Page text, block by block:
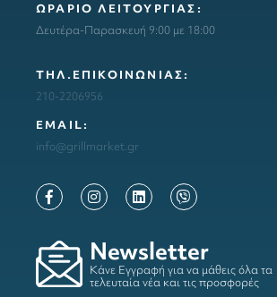
ΩΡΑΡΙΟ ΛΕΙΤΟΥΡΓΙΑΣ:
Δευτέρα-Παρασκευή 9:00 με 18:00
ΤΗΛ.ΕΠΙΚΟΙΝΩΝΙΑΣ:
210-2206956
ΕΜΑΙL:
info@grillmarket.gr
Newsletter
Κάνε Εγγραφή για να μάθεις όλα τα
τελευταία νέα και τις προσφορές